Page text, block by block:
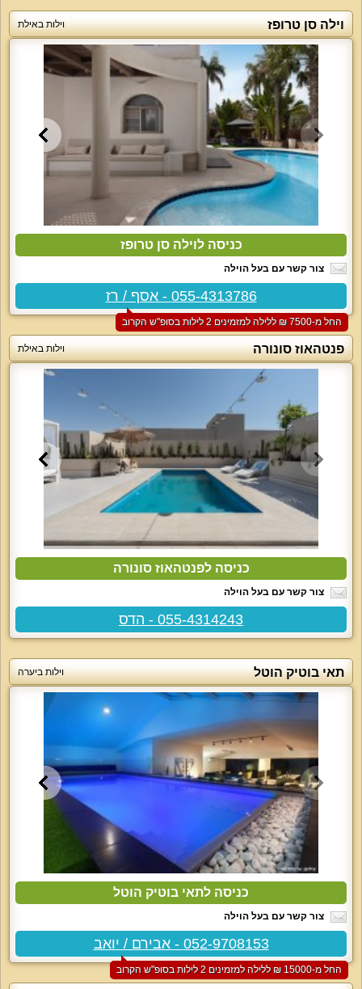
וילה סן טרופז וילות באילת
כניסה לוילה סן טרופז
צור קשר עם בעל הוילה
055-4313786 - אסף / רז
החל מ-‏7500 ₪ ללילה למזמינים 2 לילות בסופ"ש הקרוב
פנטהאוז סונורה וילות באילת
כניסה לפנטהאוז סונורה
צור קשר עם בעל הוילה
055-4314243 - הדס
תאי בוטיק הוטל וילות ביערה
כניסה לתאי בוטיק הוטל
צור קשר עם בעל הוילה
052-9708153 - אבירם / יואב
החל מ-‏15000 ₪ ללילה למזמינים 2 לילות בסופ"ש הקרוב